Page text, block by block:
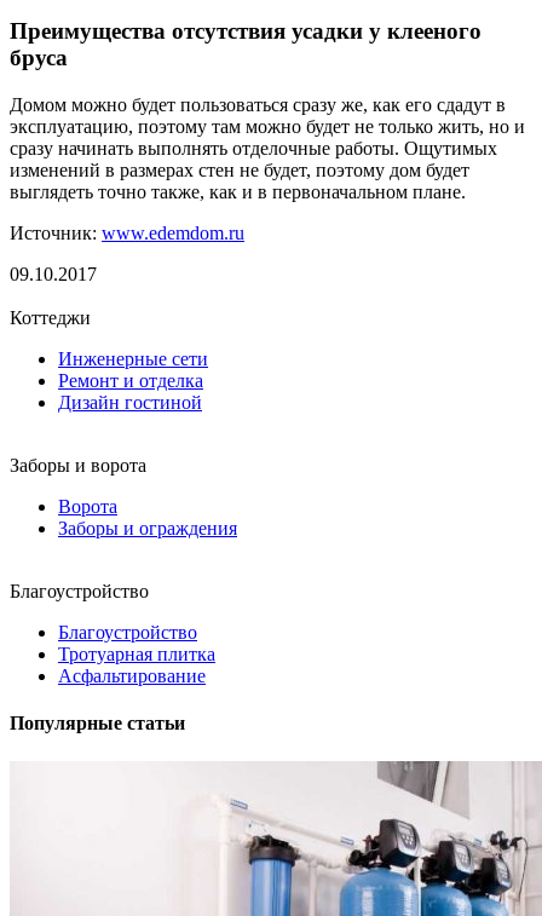
Преимущества отсутствия усадки у клееного
бруса
Домом можно будет пользоваться сразу же, как его сдадут в
эксплуатацию, поэтому там можно будет не только жить, но и
сразу начинать выполнять отделочные работы. Ощутимых
изменений в размерах стен не будет, поэтому дом будет
выглядеть точно также, как и в первоначальном плане.
Источник: www.edemdom.ru
09.10.2017
Коттеджи
Инженерные сети
Ремонт и отделка
Дизайн гостиной
Заборы и ворота
Ворота
Заборы и ограждения
Благоустройство
Благоустройство
Тротуарная плитка
Асфальтирование
Популярные статьи